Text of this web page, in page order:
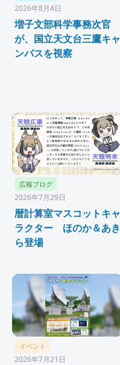
2026年8月4日
増子文部科学事務次官
が、国立天文台三鷹キャ
ンパスを視察
広報ブログ
2026年7月29日
暦計算室マスコットキャ
ラクター ほのか＆あき
ら登場
イベント
2026年7月21日